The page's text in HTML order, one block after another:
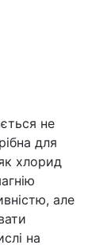
не
для
як хлорид
але
на